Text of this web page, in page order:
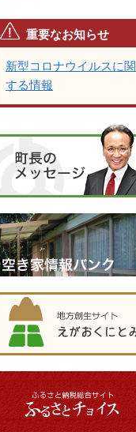
重要なお知らせ
新型コロナウイルスに関
する情報